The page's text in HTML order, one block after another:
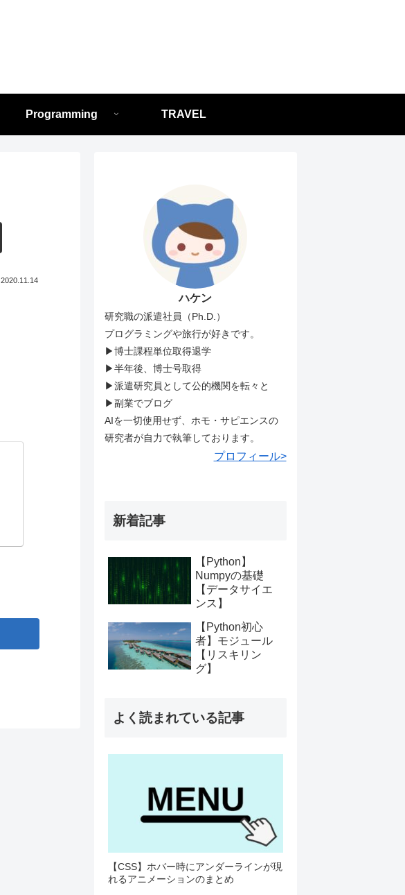
Programming TRAVEL
2020.11.14
ハケン
研究職の派遣社員（Ph.D.）
プログラミングや旅行が好きです。
▶︎博士課程単位取得退学
▶︎半年後、博士号取得
▶︎派遣研究員として公的機関を転々と
▶︎副業でブログ
AIを一切使用せず、ホモ・サピエンスの
研究者が自力で執筆しております。
プロフィール>
新着記事
【Python】
Numpyの基礎
【データサイエ
ンス】
【Python初心
者】モジュール
【リスキリン
グ】
よく読まれている記事
【CSS】ホバー時にアンダーラインが現
れるアニメーションのまとめ